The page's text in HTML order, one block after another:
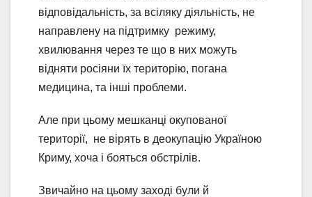
відповідальність, за всіляку діяльність, не
направлену на підтримку режиму,
хвилювання через те що в них можуть
відняти росіяни їх територію, погана
медицина, та інші проблеми.
Але при цьому мешканці окупованої
території, не вірять в деокупацію Україною
Криму, хоча і бояться обстрілів.
Звичайно на цьому заході були й